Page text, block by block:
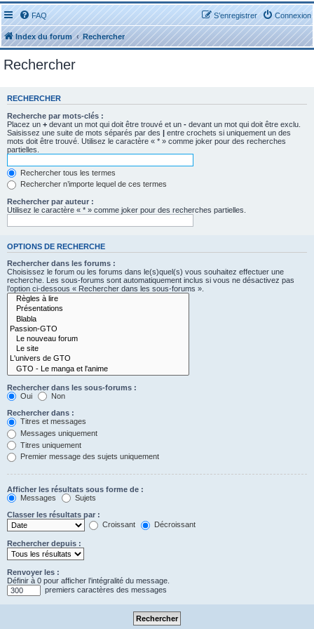
FAQ Connexion
S’enregistrer
Index du forum Rechercher
Rechercher
RECHERCHER
Recherche par mots-clés :
Placez un + devant un mot qui doit être trouvé et un - devant un mot qui doit être exclu.
Saisissez une suite de mots séparés par des | entre crochets si uniquement un des
mots doit être trouvé. Utilisez le caractère « * » comme joker pour des recherches
partielles.
Rechercher tous les termes
Rechercher n’importe lequel de ces termes
Rechercher par auteur :
Utilisez le caractère « * » comme joker pour des recherches partielles.
OPTIONS DE RECHERCHE
Rechercher dans les forums :
Choisissez le forum ou les forums dans le(s)quel(s) vous souhaitez effectuer une
recherche. Les sous-forums sont automatiquement inclus si vous ne désactivez pas
l’option ci-dessous « Rechercher dans les sous-forums ».
Rechercher dans les sous-forums :
Oui
Non
Rechercher dans :
Titres et messages
Messages uniquement
Titres uniquement
Premier message des sujets uniquement
Afficher les résultats sous forme de :
Messages
Sujets
Classer les résultats par :
Croissant
Décroissant
Rechercher depuis :
Renvoyer les :
Définir à 0 pour afficher l’intégralité du message.
premiers caractères des messages